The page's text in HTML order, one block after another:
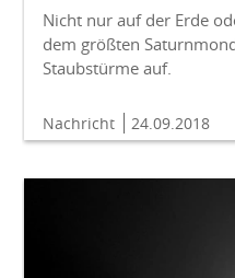
Nicht nur auf der Erde
dem größten
Staubstürme auf.
Nachricht 24.09.2018